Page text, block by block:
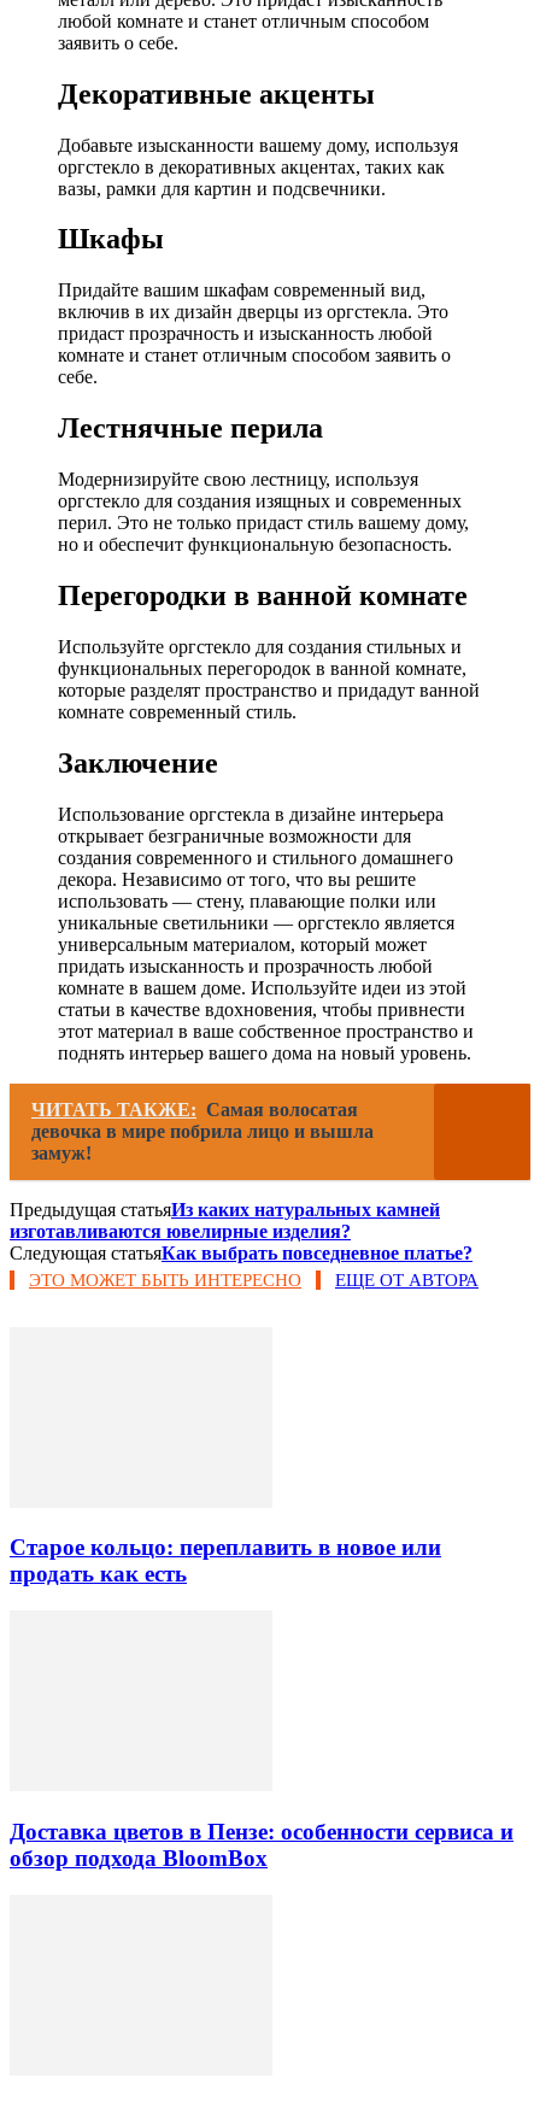
любой комнате и станет отличным способом
заявить о себе.
Декоративные акценты
Добавьте изысканности вашему дому, используя
оргстекло в декоративных акцентах, таких как
вазы, рамки для картин и подсвечники.
Шкафы
Придайте вашим шкафам современный вид,
включив в их дизайн дверцы из оргстекла. Это
придаст прозрачность и изысканность любой
комнате и станет отличным способом заявить о
себе.
Лестнячные перила
Модернизируйте свою лестницу, используя
оргстекло для создания изящных и современных
перил. Это не только придаст стиль вашему дому,
но и обеспечит функциональную безопасность.
Перегородки в ванной комнате
Используйте оргстекло для создания стильных и
функциональных перегородок в ванной комнате,
которые разделят пространство и придадут ванной
комнате современный стиль.
Заключение
Использование оргстекла в дизайне интерьера
открывает безграничные возможности для
создания современного и стильного домашнего
декора. Независимо от того, что вы решите
использовать — стену, плавающие полки или
уникальные светильники — оргстекло является
универсальным материалом, который может
придать изысканность и прозрачность любой
комнате в вашем доме. Используйте идеи из этой
статьи в качестве вдохновения, чтобы привнести
этот материал в ваше собственное пространство и
поднять интерьер вашего дома на новый уровень.
ЧИТАТЬ ТАКЖЕ: Самая волосатая
девочка в мире побрила лицо и вышла
замуж!
Предыдущая статьяИз каких натуральных камней
изготавливаются ювелирные изделия?
Следующая статьяКак выбрать повседневное платье?
ЭТО МОЖЕТ БЫТЬ ИНТЕРЕСНО ЕЩЕ ОТ АВТОРА
Старое кольцо: переплавить в новое или
продать как есть
Доставка цветов в Пензе: особенности сервиса и
обзор подхода BloomBox